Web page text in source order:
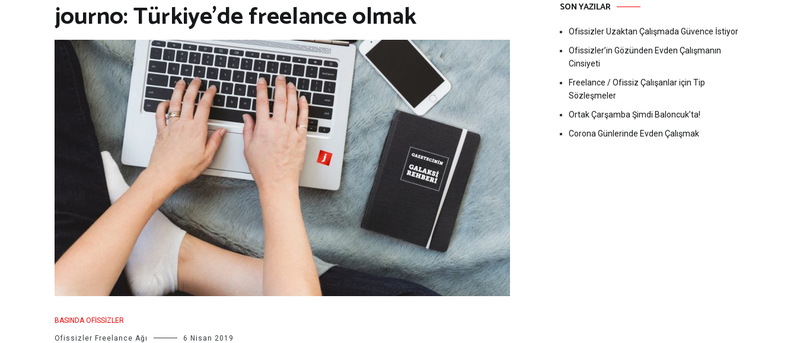
journo: Türkiye’de freelance olmak
BASINDA OFISSIZLER
Ofissizler Freelance Ağı 6 Nisan 2019
SON YAZILAR
Ofissizler Uzaktan Çalışmada Güvence İstiyor
Ofissizler’in Gözünden Evden Çalışmanın
Cinsiyeti
Freelance / Ofissiz Çalışanlar için Tip
Sözleşmeler
Ortak Çarşamba Şimdi Baloncuk’ta!
Corona Günlerinde Evden Çalışmak